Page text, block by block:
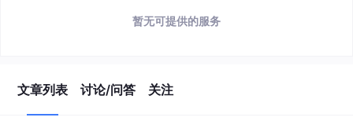
暂无可提供的服务
文章列表 讨论/问答 关注